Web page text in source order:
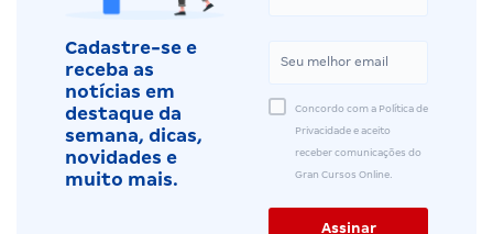
Cadastre-se e
receba as
notícias em
destaque da
semana, dicas,
novidades e
muito mais.
Concordo com a Política de
Privacidade e aceito
receber comunicações do
Gran Cursos Online.